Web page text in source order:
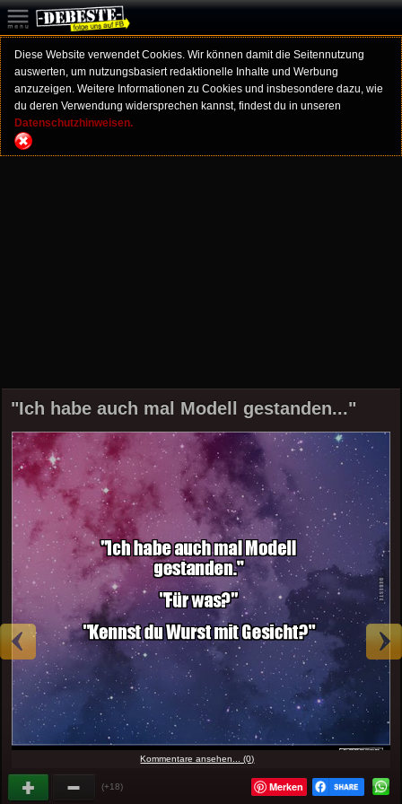
Diese Website verwendet Cookies. Wir können damit die Seitennutzung
auswerten, um nutzungsbasiert redaktionelle Inhalte und Werbung
anzuzeigen. Weitere Informationen zu Cookies und insbesondere dazu, wie
du deren Verwendung widersprechen kannst, findest du in unseren
Datenschutzhinweisen.
"Ich habe auch mal Modell gestanden..."
Kommentare ansehen... (0)
(+18) Merken